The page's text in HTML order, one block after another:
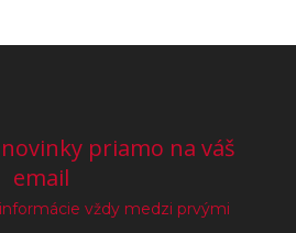
priamo na váš
email
vždy medzi prvými